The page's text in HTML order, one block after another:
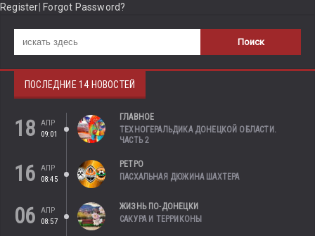
Register|Forgot Password?
ПОСЛЕДНИЕ 14 НОВОСТЕЙ
18
АПР
09:01
ГЛАВНОЕ
ТЕХНОГЕРАЛЬДИКА ДОНЕЦКОЙ ОБЛАСТИ.
ЧАСТЬ 2
16
АПР
08:45
РЕТРО
ПАСХАЛЬНАЯ ДЮЖИНА ШАХТЕРА
06
АПР
08:57
ЖИЗНЬ ПО-ДОНЕЦКИ
САКУРА И ТЕРРИКОНЫ